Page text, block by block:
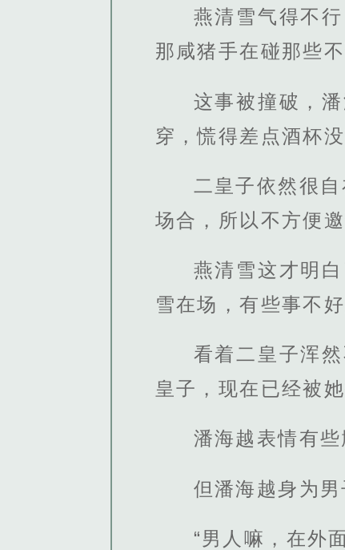
燕清雪气得不
那咸猪手在碰那些
这事被撞破，
穿，慌得差点酒杯没
二皇子依然很
场合，所以不方便
燕清雪这才明
雪在场，有些事不好
看着二皇子浑
皇子，现在已经被她
潘海越表情有
但潘海越身为
“男人嘛，在外